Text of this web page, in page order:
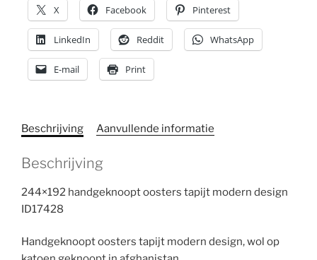
X Facebook Pinterest
LinkedIn Reddit WhatsApp
E-mail Print
Beschrijving Aanvullende informatie
Beschrijving
244×192 handgeknoopt oosters tapijt modern design
ID17428
Handgeknoopt oosters tapijt modern design, wol op